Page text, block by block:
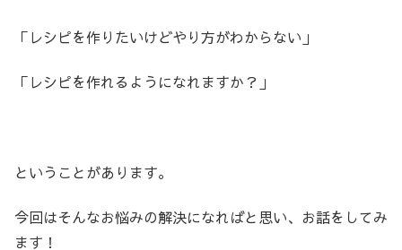
「レシピを作りたいけどやり方がわからない」
「レシピを作れるようになれますか？」
ということがあります。
今回はそんなお悩みの解決になればと思い、お話をしてみ
ます！